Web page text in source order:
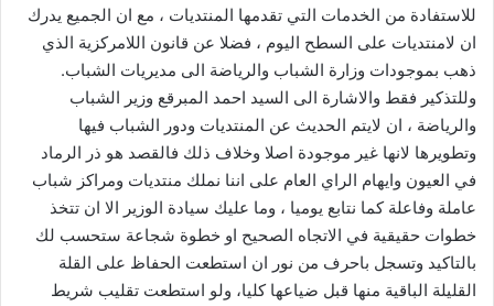
للاستفادة من الخدمات التي تقدمها المنتديات ، مع ان الجميع يدرك
ان لامنتديات على السطح اليوم ، فضلا عن قانون اللامركزية الذي
ذهب بموجودات وزارة الشباب والرياضة الى مديريات الشباب.
وللتذكير فقط والاشارة الى السيد احمد المبرقع وزير الشباب
والرياضة ، ان لايتم الحديث عن المنتديات ودور الشباب فيها
وتطويرها لانها غير موجودة اصلا وخلاف ذلك فالقصد هو ذر الرماد
في العيون وايهام الراي العام على اننا نملك منتديات ومراكز شباب
عاملة وفاعلة كما نتابع يوميا ، وما عليك سيادة الوزير الا ان تتخذ
خطوات حقيقية في الاتجاه الصحيح او خطوة شجاعة ستحسب لك
بالتاكيد وتسجل باحرف من نور ان استطعت الحفاظ على القلة
القليلة الباقية منها قبل ضياعها كليا، ولو استطعت تقليب شريط